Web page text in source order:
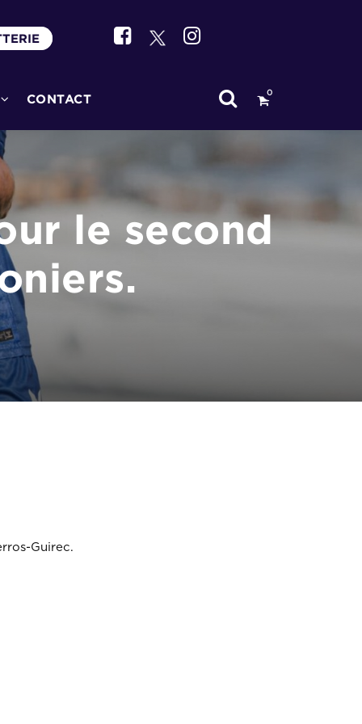
CONTACT 0
le second
Guirec.